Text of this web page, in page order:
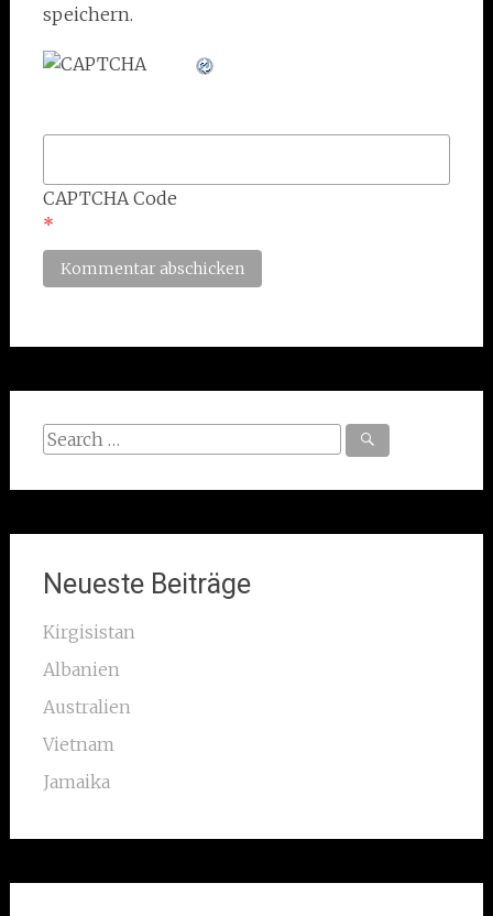
speichern.
CAPTCHA Code
*
Search
Neueste Beiträge
Kirgisistan
Albanien
Australien
Vietnam
Jamaika